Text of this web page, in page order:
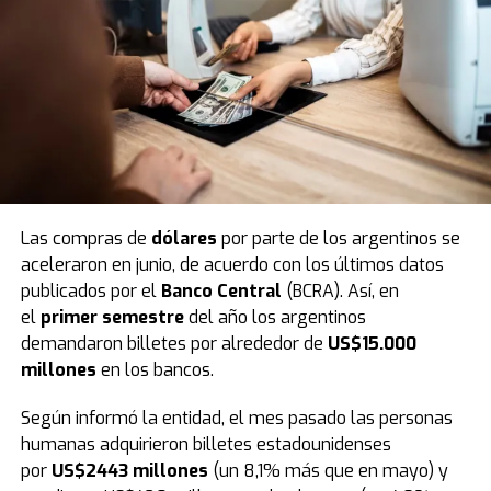
videoclip con la temática de largada de Fórmula 1,
simbolizando el gran arranque de esta temporada.
En este sentido, tras el evento de este fin de semana,
en los próximos días las calles de la ciudad se vestirán
de fiesta e ilusión. Bajo la consigna de llevar respuestas
y contención espiritual a cada hogar, los miembros de la
las ciudades en una gran peregrinación para anunciar
oficialmente el inicio de esta nueva edición.
Las compras de dólares por parte de los argentinos se
aceleraron en junio, de acuerdo con los últimos datos
publicados por el Banco Central (BCRA). Así, en
el primer semestredel año los argentinos
demandaron billetes por alrededor de US$15.000
millones en los bancos.
Según informó la entidad, el mes pasado las personas
humanas adquirieron billetes estadounidenses
por US$2443 millones (un 8,1% más que en mayo) y